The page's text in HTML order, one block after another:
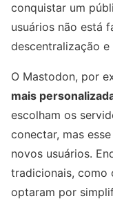
conquistar um
usuários não está
descentralização
O Mastodon, por
mais
escolham os
conectar, mas
novos usuários.
tradicionais, como
optaram por